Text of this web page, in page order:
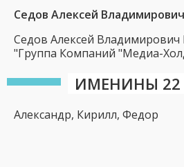
Седов Алексей Владимирович
Седов Алексей
"Группа Компаний "Медиа-
ИМЕНИНЫ
Александр, Кирилл, Федор